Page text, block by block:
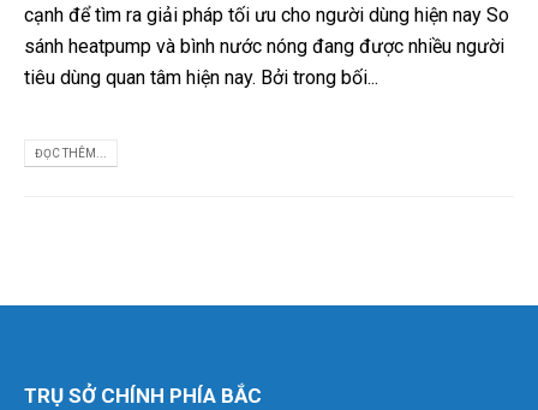
cạnh để tìm ra giải pháp tối ưu cho người dùng hiện nay So
sánh heatpump và bình nước nóng đang được nhiều người
tiêu dùng quan tâm hiện nay. Bởi trong bối...
ĐỌC THÊM...
TRỤ SỞ CHÍNH PHÍA BẮC